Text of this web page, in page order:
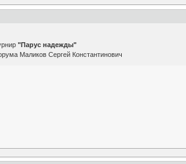
"Парус надежды"
Маликов Сергей Константинович